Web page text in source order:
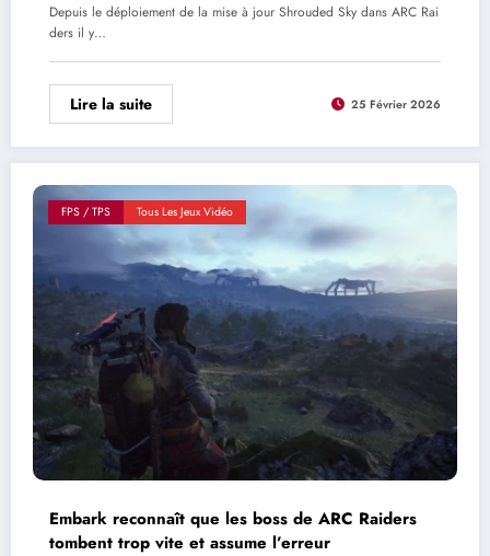
Depuis le déploiement de la mise à jour Shrouded Sky dans ARC Rai
ders il y…
Lire la suite 25 Février 2026
FPS / TPS Tous Les Jeux Vidéo
Embark reconnaît que les boss de ARC Raiders
tombent trop vite et assume l’erreur